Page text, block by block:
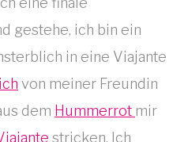
gestehe, ich bin ein
in eine Viajante
von meiner Freundin
dem Hummerrot mir
stricken. Ich